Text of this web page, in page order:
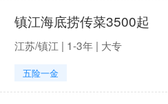
镇江海底捞传菜3500起
江苏/镇江 | 1-3年 | 大专
五险一金